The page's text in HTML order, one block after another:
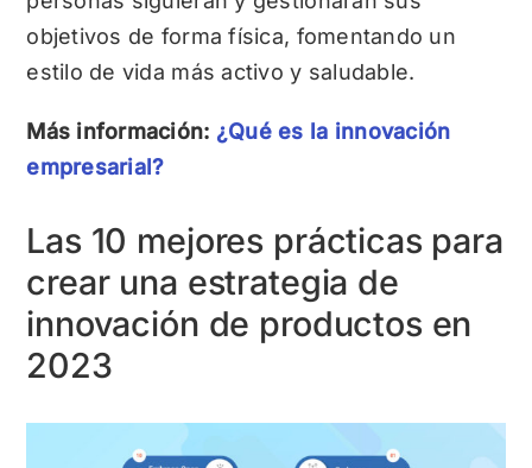
objetivos de forma física, fomentando un
estilo de vida más activo y saludable.
Más información: ¿Qué es la innovación
empresarial?
Las 10 mejores prácticas para
crear una estrategia de
innovación de productos en
2023